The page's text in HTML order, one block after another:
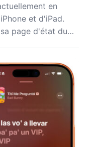
en
et d'iPad.
page d'état du…